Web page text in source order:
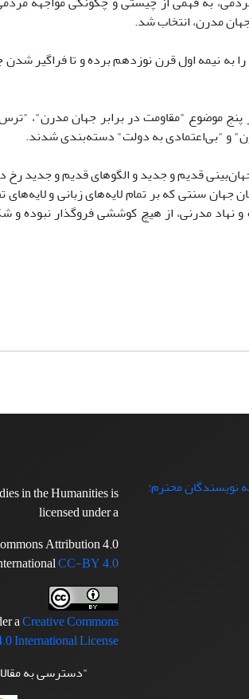
مدرن، انتخاب شد.
به نیمه اول قرن نوزدهم برده و تا فراگیر شدن
پنج موضوع "مقاومت در برابر جهان مدرن"،
و "بی‌اعتمادی به دولت" دسته‌بندی شدند.
قدیم و جدید و الگوهای قدیم و جدید رخ
سنتی که بر تمام لایه‌های زبانی و لایه‌های
نهاد مدرنی، از هیچ کوششی فروگذار نبوده و
نویسندگان محترم:
in the Humanities is
licensed under a
Attribution 4.0
CC-BY 4.0
aCreative Commons
International License
"دسترسی به